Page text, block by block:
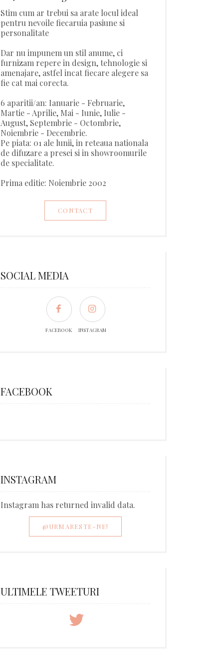
Stim cum ar trebui sa arate locul ideal
pentru nevoile fiecaruia pasiune si
personalitate
Dar nu impunem un stil anume, ci
furnizam repere in design, tehnologie si
amenajare, astfel incat fiecare alegere sa
fie cat mai corecta.
6 aparitii/an: Ianuarie - Februarie,
Martie - Aprilie, Mai - Iunie, Iulie -
August, Septembrie - Octombrie,
Noiembrie - Decembrie.
Pe piata: 01 ale lunii, in reteaua nationala
de difuzare a presei si in showroomurile
de specialitate.
Prima editie: Noiembrie 2002
CONTACT
SOCIAL MEDIA
FACEBOOK INSTAGRAM
FACEBOOK
INSTAGRAM
Instagram has returned invalid data.
@URMARESTE-NE!
ULTIMELE TWEETURI